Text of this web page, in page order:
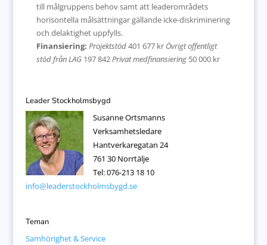
till målgruppens behov samt att leaderområdets
horisontella målsättningar gällande icke-diskriminering
och delaktighet uppfylls.
Finansiering: Projektstöd401 677 kr Övrigt offentligt
stöd från LAG 197 842Privat medfinansiering 50 000 kr
Leader Stockholmsbygd
Susanne Ortsmanns
Verksamhetsledare
Hantverkaregatan 24
761 30 Norrtälje
Tel: 076-213 18 10
info@leaderstockholmsbygd.se
Teman
Samhörighet & Service